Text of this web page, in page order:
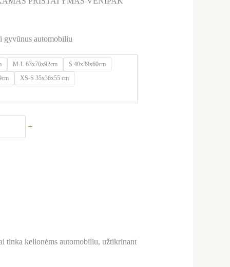
gyvūnus automobiliu
M-L 63x70x92cm
S 40x39x60cm
XS-S 35x36x55 cm
+
tinka kelionėms automobiliu, užtikrinant